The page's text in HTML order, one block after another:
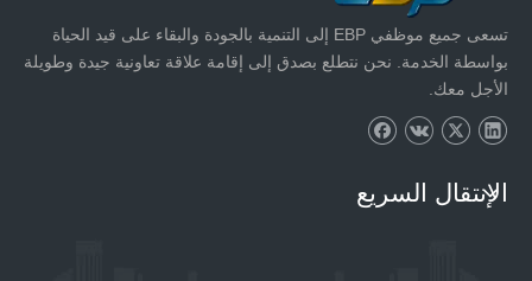
تسعى جميع موظفي EBP إلى التنمية بالجودة والبقاء على قيد الحياة
بواسطة الخدمة. نحن نتطلع بصدق إلى إقامة علاقة تعاونية جيدة وطويلة
الأجل معك.
الإنتقال السريع